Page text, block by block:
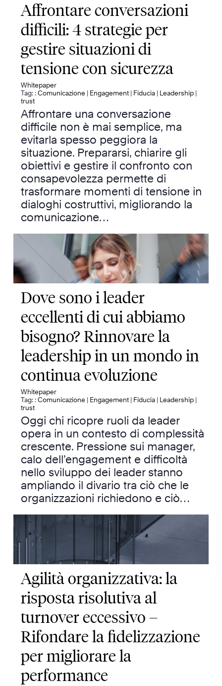
Affrontare conversazioni
difficili: 4 strategie per
gestire situazioni di
tensione con sicurezza
Whitepaper
Tag: : Comunicazione | Engagement | Fiducia | Leadership |
trust
Affrontare una conversazione
difficile non è mai semplice, ma
evitarla spesso peggiora la
situazione. Prepararsi, chiarire gli
obiettivi e gestire il confronto con
consapevolezza permette di
trasformare momenti di tensione in
dialoghi costruttivi, migliorando la
comunicazione…
Dove sono i leader
eccellenti di cui abbiamo
bisogno? Rinnovare la
leadership in un mondo in
continua evoluzione
Whitepaper
Tag: : Comunicazione | Engagement | Fiducia | Leadership |
trust
Oggi chi ricopre ruoli da leader
opera in un contesto di complessità
crescente. Pressione sui manager,
calo dell’engagement e difficoltà
nello sviluppo dei leader stanno
ampliando il divario tra ciò che le
organizzazioni richiedono e ciò…
Agilità organizzativa: la
risposta risolutiva al
turnover eccessivo –
Rifondare la fidelizzazione
per migliorare la
performance